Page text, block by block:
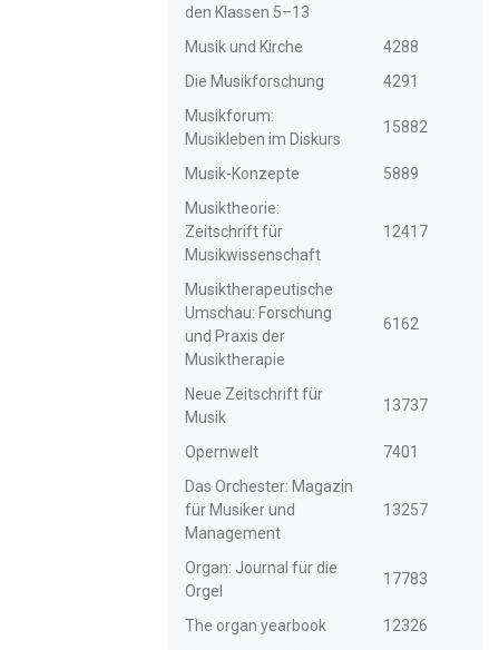
den Klassen 5–13
Musik und Kirche
4288
Die Musikforschung
4291
Musikforum:
Musikleben im Diskurs
15882
Musik-Konzepte
5889
Musiktheorie:
Zeitschrift für
Musikwissenschaft
12417
Musiktherapeutische
Umschau: Forschung
und Praxis der
Musiktherapie
6162
Neue Zeitschrift für
Musik
13737
Opernwelt
7401
Das Orchester: Magazin
für Musiker und
Management
13257
Organ: Journal für die
Orgel
17783
The organ yearbook
12326